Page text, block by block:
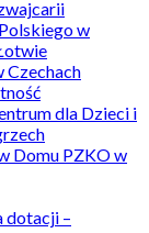
w
Czechach
dla Dzieci i
Domu PZKO w
dotacji –